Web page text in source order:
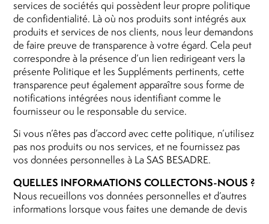
services de sociétés qui possèdent leur propre politique
de confidentialité. Là où nos produits sont intégrés aux
produits et services de nos clients, nous leur demandons
de faire preuve de transparence à votre égard. Cela peut
correspondre à la présence d’un lien redirigeant vers la
présente Politique et les Suppléments pertinents, cette
transparence peut également apparaître sous forme de
notifications intégrées nous identifiant comme le
fournisseur ou le responsable du service.
Si vous n’êtes pas d’accord avec cette politique, n’utilisez
pas nos produits ou nos services, et ne fournissez pas
vos données personnelles à La SAS BESADRE.
QUELLES INFORMATIONS COLLECTONS-NOUS ?
Nous recueillons vos données personnelles et d’autres
informations lorsque vous faites une demande de devis